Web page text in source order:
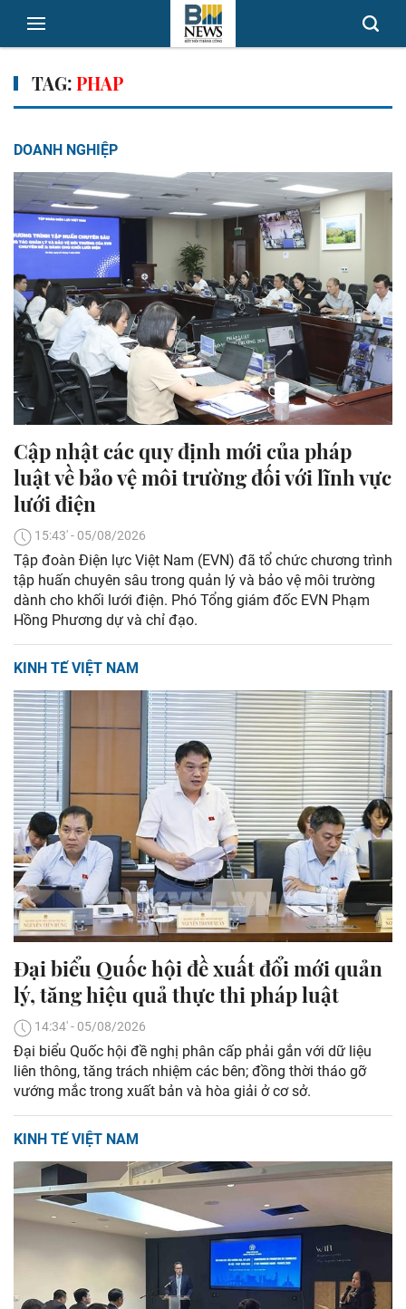
TAG:PHAP
DOANH NGHIỆP
Cập nhật các quy định mới của pháp
luật về bảo vệ môi trường đối với lĩnh vực
lưới điện
15:43' - 05/08/2026
Tập đoàn Điện lực Việt Nam (EVN) đã tổ chức chương trình
tập huấn chuyên sâu trong quản lý và bảo vệ môi trường
dành cho khối lưới điện. Phó Tổng giám đốc EVN Phạm
Hồng Phương dự và chỉ đạo.
KINH TẾ VIỆT NAM
Đại biểu Quốc hội đề xuất đổi mới quản
lý, tăng hiệu quả thực thi pháp luật
14:34' - 05/08/2026
Đại biểu Quốc hội đề nghị phân cấp phải gắn với dữ liệu
liên thông, tăng trách nhiệm các bên; đồng thời tháo gỡ
vướng mắc trong xuất bản và hòa giải ở cơ sở.
KINH TẾ VIỆT NAM